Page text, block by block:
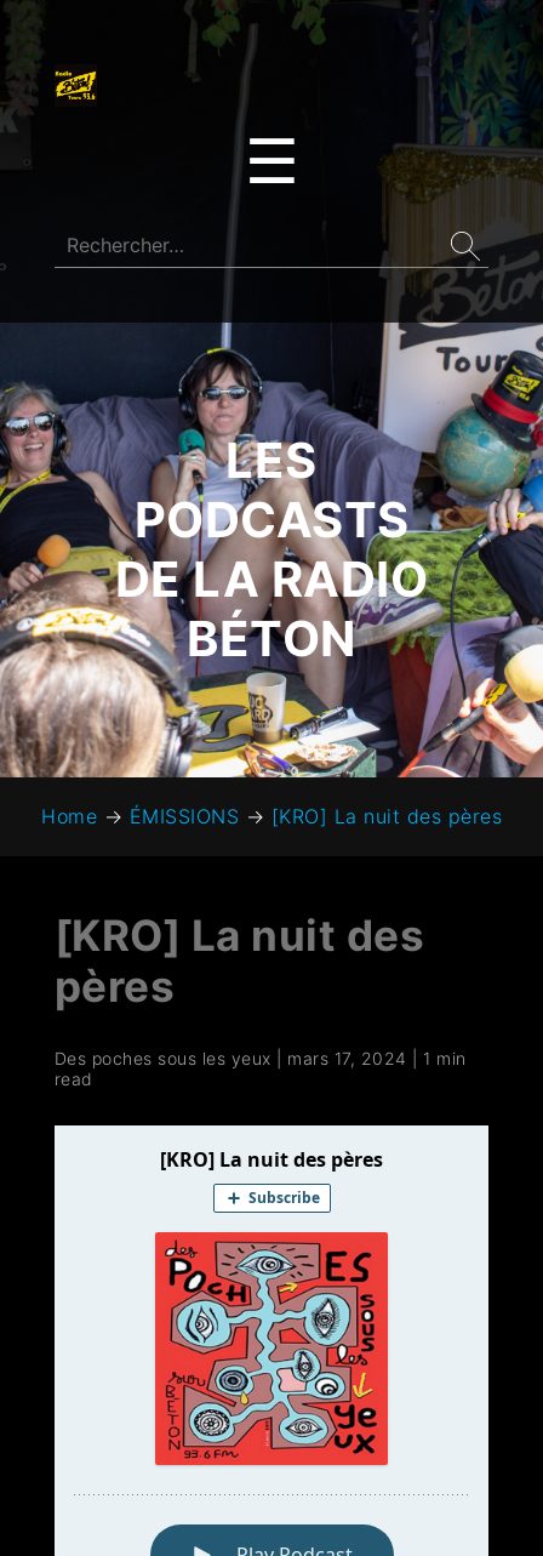
☰
LES
PODCASTS
DE LA RADIO
BÉTON
Home → ÉMISSIONS → [KRO] La nuit des pères
[KRO] La nuit des
pères
Des poches sous les yeux mars 17, 2024
1 min
read